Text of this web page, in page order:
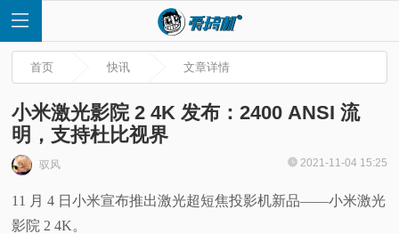
首
页
首页 快讯 文章详情
小米激光影院 2 4K 发布：2400 ANSI 流
明，支持杜比视界
驭风 2021-11-04 15:25
11 月 4 日小米宣布推出激光超短焦投影机新品——小米激光
影院 2 4K。